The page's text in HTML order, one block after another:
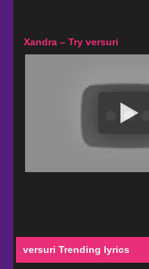
Xandra – Try versuri
versuri Trending lyrics